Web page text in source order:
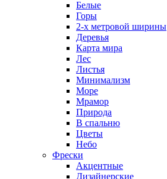
Белые
Горы
2-х метровой ширины
Деревья
Карта мира
Лес
Листья
Минимализм
Море
Мрамор
Природа
В спальню
Цветы
Небо
Фрески
Акцентные
Дизайнерские